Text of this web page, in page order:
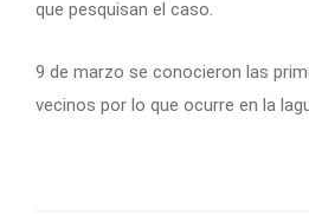
que pesquisan el caso.
9 de marzo se conocieron las
vecinos por lo que ocurre en la